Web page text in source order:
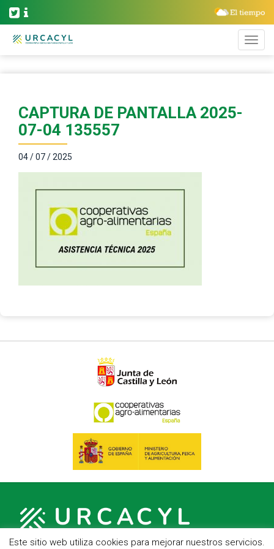
CAPTURA DE PANTALLA 2025-
07-04 135557
04 / 07 / 2025
Este sitio web utiliza cookies para mejorar nuestros servicios.